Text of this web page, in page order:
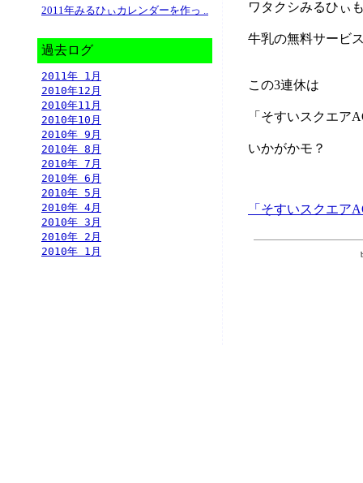
2011年みるひぃカレンダーを作っ ..
過去ログ
2011年 1月
2010年12月
2010年11月
2010年10月
2010年 9月
2010年 8月
2010年 7月
2010年 6月
2010年 5月
2010年 4月
2010年 3月
2010年 2月
2010年 1月
ワタクシみるひぃ
牛乳の無料サービ
この3連休は
「そすいスクエア
いかがかモ？
「そすいスクエア